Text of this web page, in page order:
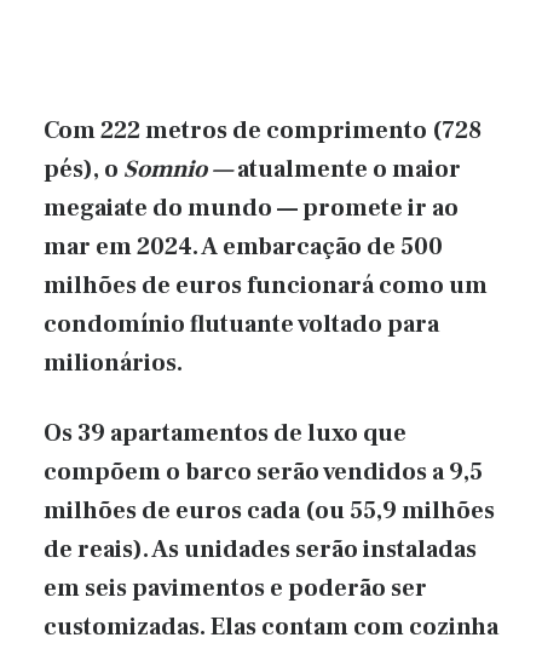
Com 222 metros de comprimento (728
pés), o Somnio —atualmente o maior
megaiate do mundo — promete ir ao
mar em 2024. A embarcação de 500
milhões de euros funcionará como um
condomínio flutuante voltado para
milionários.
Os 39 apartamentos de luxo que
compõem o barco serão vendidos a 9,5
milhões de euros cada (ou 55,9 milhões
de reais). As unidades serão instaladas
em seis pavimentos e poderão ser
customizadas. Elas contam com cozinha